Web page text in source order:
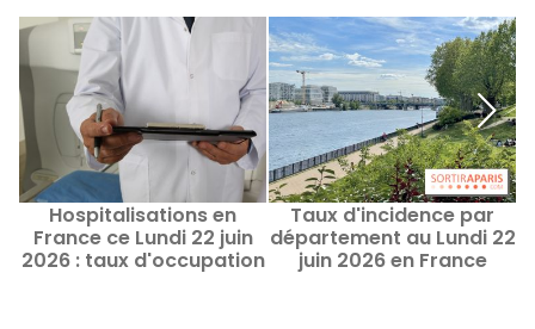
Hospitalisations en
France ce Lundi 22 juin
2026 : taux d'occupation
Taux d'incidence par
département au Lundi 22
juin 2026 en France